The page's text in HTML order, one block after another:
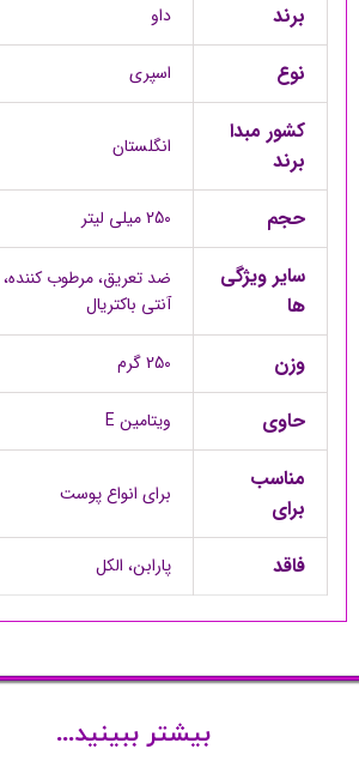
برند داو
نوع اسپری
کشور مبدا
برند
انگلستان
حجم 250 میلی لیتر
سایر ویژگی
ها
ضد تعریق، مرطوب
آنتی باکتریال
وزن 250 گرم
حاوی ویتامین E
مناسب
برای
برای انواع پوست
فاقد پارابن، الکل
بیشتر ببینید...